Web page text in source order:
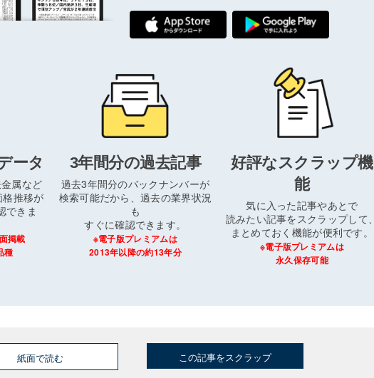
ータ
属など
推移が
できま
掲載
種
3年間分の過去記事
過去3年間分のバックナンバーが
検索可能だから、過去の業界状況
も
すぐに確認できます。
※電子版プレミアムは
2013年以降の約13年分
好評なスクラップ機
能
気に入った記事やあとで
読みたい記事をスクラップして、
まとめておく機能が便利です。
※電子版プレミアムは
永久保存可能
紙面で読む この記事をスクラップ